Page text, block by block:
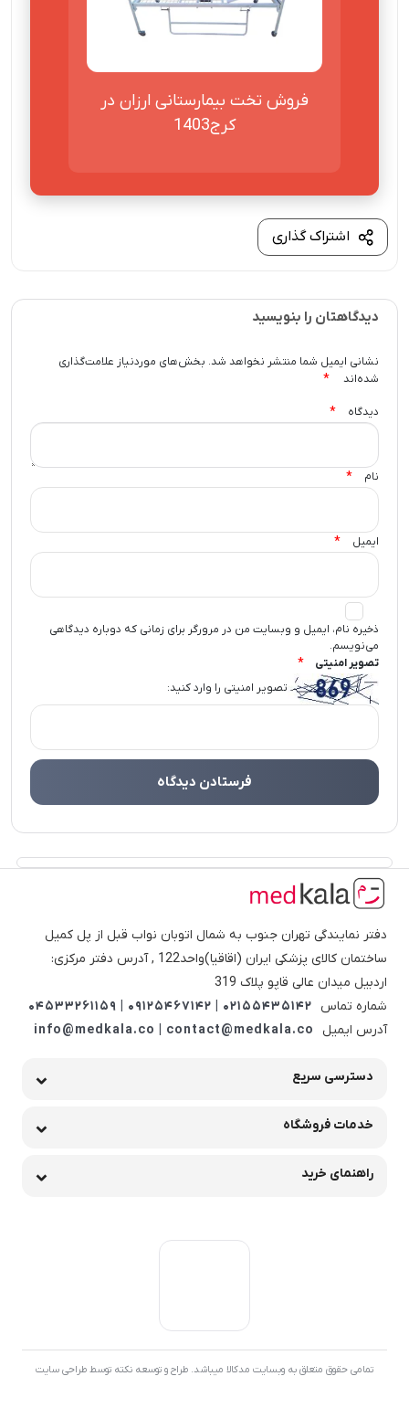
فروش تخت بيمارستانی ارزان در
کرج1403
اشتراک گذاری
دیدگاهتان را بنویسید
نشانی ایمیل شما منتشر نخواهد شد. بخش‌های موردنیاز علامت‌گذاری
شده‌اند
*
دیدگاه *
نام *
ایمیل *
ذخیره نام، ایمیل و وبسایت من در مرورگر برای زمانی که دوباره دیدگاهی
می‌نویسم.
تصویر امنیتی
*
تصویر امنیتی را وارد کنید:
دفتر نمایندگی تهران جنوب به شمال اتوبان نواب قبل از پل کمیل
ساختمان کالای پزشکی ایران (اقاقیا)واحد122 , آدرس دفتر مرکزی:
اردبیل میدان عالی قاپو پلاک 319
شماره تماس 02155435142 | 09125467142 | 04533261159
آدرس ایمیل
info@medkala.co | contact@medkala.co
دسترسی سریع
خدمات فروشگاه
راهنمای خرید
تمامی حقوق متعلق به وبسایت مدکالا میباشد. طراح و توسعه نکته توسط طراحی سایت